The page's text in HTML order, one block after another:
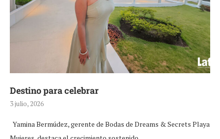
Destino para celebrar
3 julio, 2026
Yamina Bermúdez, gerente de Bodas de Dreams & Secrets Playa